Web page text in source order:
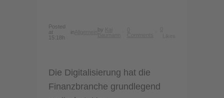
Posted
at
15:18h
in by
Die Digitalisierung hat die
Finanzbranche grundlegend